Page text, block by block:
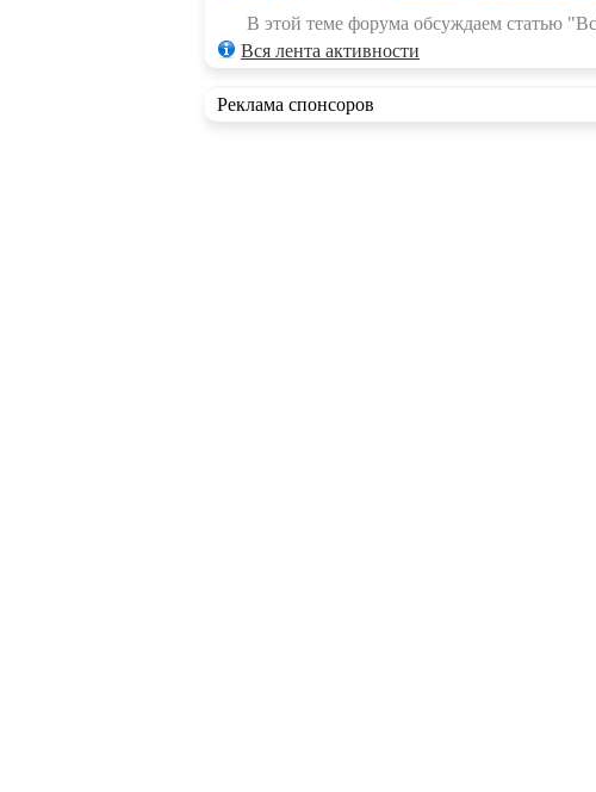
В этой теме форума обсуждаем статью
Вся лента активности
Реклама спонсоров